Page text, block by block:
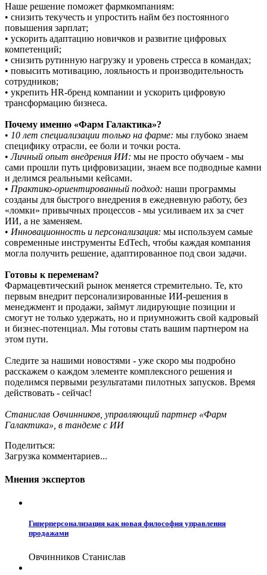
Наше решение поможет фармкомпаниям:
• снизить текучесть и упростить найм без постоянного
повышения зарплат;
• ускорить адаптацию новичков и развитие цифровых
компетенций;
• снизить рутинную нагрузку и уровень стресса в командах;
• повысить мотивацию, лояльность и производительность
сотрудников;
• укрепить HR-бренд компании и ускорить цифровую
трансформацию бизнеса.
Почему именно «Фарм Галактика»?
• 10 лет специализации только на фарме: мы глубоко знаем
специфику отрасли, ее боли и точки роста.
•Личный опыт внедрения ИИ: мы не просто обучаем - мы
сами прошли путь цифровизации, знаем все подводные камни
и делимся реальными кейсами.
• Практико-ориентированный подход: наши программы
созданы для быстрого внедрения в ежедневную работу, без
«ломки» привычных процессов - мы усиливаем их за счет
ИИ, а не заменяем.
• Инновационность и персонализация: мы используем самые
современные инструменты EdTech, чтобы каждая компания
могла получить решение, адаптированное под свои задачи.
Готовы к переменам?
Фармацевтический рынок меняется стремительно. Те, кто
первым внедрит персонализированные ИИ-решения в
менеджмент и продажи, займут лидирующие позиции и
смогут не только удержать, но и приумножить свой кадровый
и бизнес-потенциал. Мы готовы стать вашим партнером на
этом пути.
Следите за нашими новостями - уже скоро мы подробно
расскажем о каждом элементе комплексного решения и
поделимся первыми результатами пилотных запусков. Время
действовать - сейчас!
Станислав Овчинников, управляющий партнер «Фарм
Галактика», в тандеме с ИИ
Поделиться:
Загрузка комментариев...
Мнения экспертов
Гиперперсонализация как новая философия управления
продажами
Овчинников Станислав